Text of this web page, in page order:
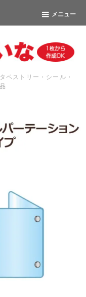
メニュー
ペストリー・シール・